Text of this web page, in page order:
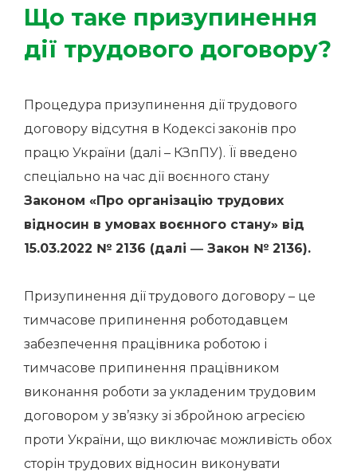
Що таке призупинення
дії трудового договору?
Процедура призупинення дії трудового
договору відсутня в Кодексі законів про
працю України (далі – КЗпПУ). Її введено
спеціально на час дії воєнного стану
Законом «Про організацію трудових
відносин в умовах воєнного стану» від
15.03.2022 № 2136 (далі ― Закон № 2136).
Призупинення дії трудового договору – це
тимчасове припинення роботодавцем
забезпечення працівника роботою і
тимчасове припинення працівником
виконання роботи за укладеним трудовим
договором у зв’язку зі збройною агресією
проти України, що виключає можливість обох
сторін трудових відносин виконувати